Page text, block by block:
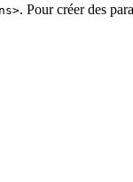
. Pour créer des